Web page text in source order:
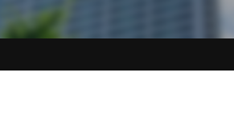
警備業
人材事業
人材事業部